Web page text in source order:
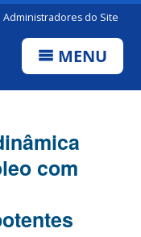
Administradores do Site
MENU
com